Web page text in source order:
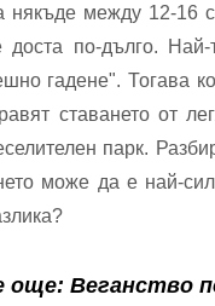
някъде между 12-16
доста по-дълго.
гадене". Тогава
ставането от
парк.
може да е най-
Веганство